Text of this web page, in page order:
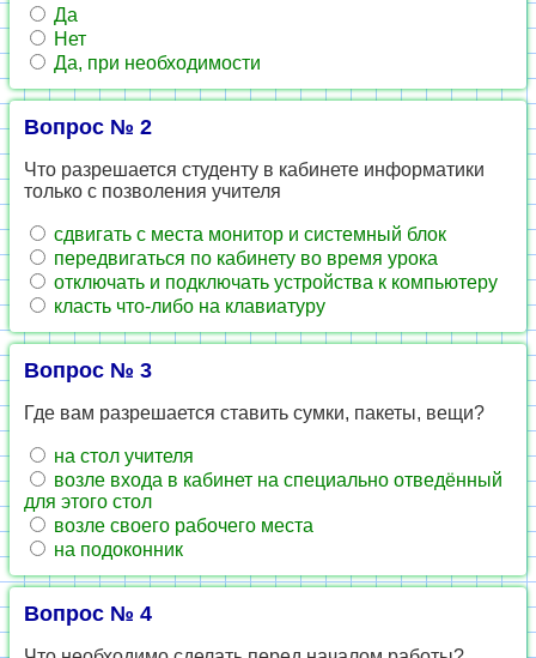
Да
Нет
Да, при необходимости
Вопрос № 2
Что разрешается студенту в кабинете информатики
только с позволения учителя
сдвигать с места монитор и системный блок
передвигаться по кабинету во время урока
отключать и подключать устройства к компьютеру
класть что-либо на клавиатуру
Вопрос № 3
Где вам разрешается ставить сумки, пакеты, вещи?
на стол учителя
возле входа в кабинет на специально отведённый
для этого стол
возле своего рабочего места
на подоконник
Вопрос № 4